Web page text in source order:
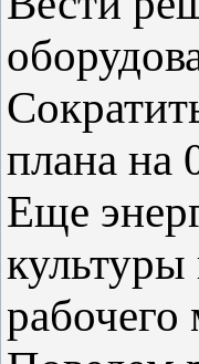
плана на
Еще
культуры
рабочего